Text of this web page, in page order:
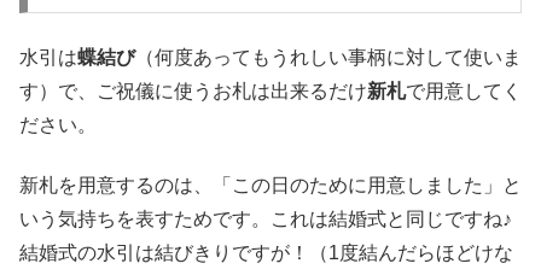
水引は蝶結び（何度あってもうれしい事柄に対して使いま
す）で、ご祝儀に使うお札は出来るだけ新札で用意してく
ださい。
新札を用意するのは、「この日のために用意しました」と
いう気持ちを表すためです。これは結婚式と同じですね♪
結婚式の水引は結びきりですが！（1度結んだらほどけな